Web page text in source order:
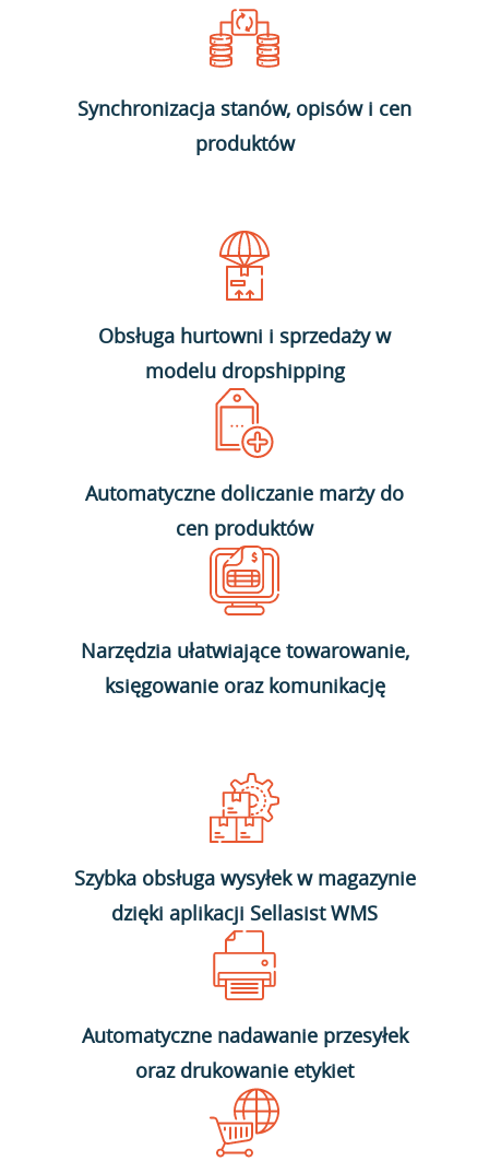
Synchronizacja stanów, opisów i cen
produktów
Obsługa hurtowni i sprzedaży w
modelu dropshipping
Automatyczne doliczanie marży do
cen produktów
Narzędzia ułatwiające towarowanie,
księgowanie oraz komunikację
Szybka obsługa wysyłek w magazynie
dzięki aplikacji Sellasist WMS
Automatyczne nadawanie przesyłek
oraz drukowanie etykiet